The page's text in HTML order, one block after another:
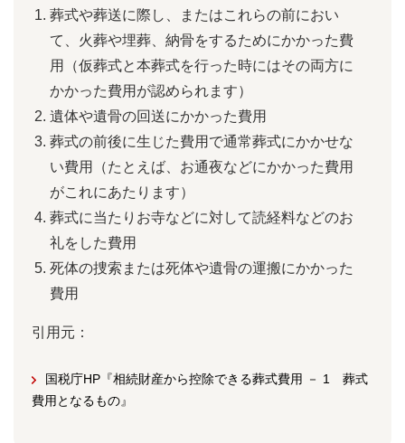
葬式や葬送に際し、またはこれらの前におい
て、火葬や埋葬、納骨をするためにかかった費
用（仮葬式と本葬式を行った時にはその両方に
かかった費用が認められます）
遺体や遺骨の回送にかかった費用
葬式の前後に生じた費用で通常葬式にかかせな
い費用（たとえば、お通夜などにかかった費用
がこれにあたります）
葬式に当たりお寺などに対して読経料などのお
礼をした費用
死体の捜索または死体や遺骨の運搬にかかった
費用
引用元：
国税庁HP『相続財産から控除できる葬式費用 － 1 葬式
費用となるもの』